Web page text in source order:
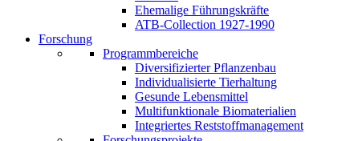
Ehemalige Führungskräfte
ATB-Collection 1927-1990
Forschung
Programmbereiche
Diversifizierter Pflanzenbau
Individualisierte Tierhaltung
Gesunde Lebensmittel
Multifunktionale Biomaterialien
Integriertes Reststoffmanagement